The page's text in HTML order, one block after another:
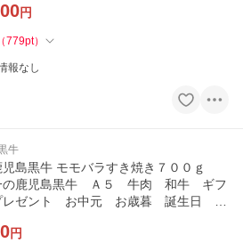
円
（779pt）
報なし
牛
児島黒牛 モモバラすき焼き７００ｇ
の鹿児島黒牛 Ａ５ 牛肉 和牛 ギフ
ゼント お中元 お歳暮 誕生日 自
円